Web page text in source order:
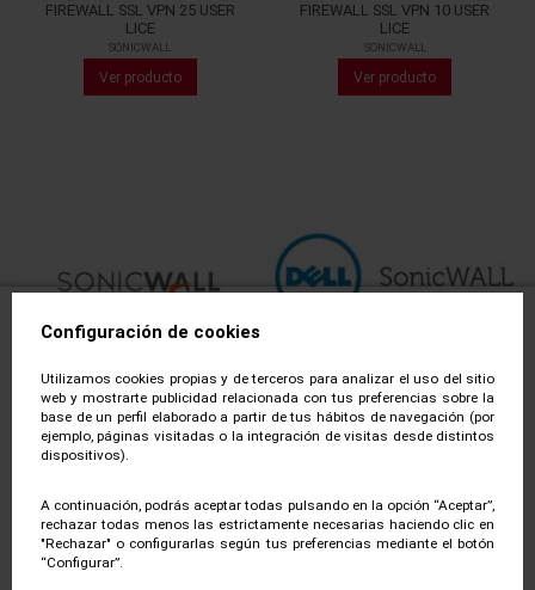
Configuración de cookies
Utilizamos cookies propias y de terceros para analizar el uso del sitio
web y mostrarte publicidad relacionada con tus preferencias sobre la
base de un perfil elaborado a partir de tus hábitos de navegación (por
ejemplo, páginas visitadas o la integración de visitas desde distintos
dispositivos).
A continuación, podrás aceptar todas pulsando en la opción “Aceptar”,
rechazar todas menos las estrictamente necesarias haciendo clic en
"Rechazar" o configurarlas según tus preferencias mediante el botón
“Configurar”.
FIREWALL SSL VPN 25 USER
LICE
SONICWALL
Ver producto
FIREWALL SSL VPN 10 USER
LICE
SONICWALL
Ver producto
SMA CMS POOLED LICENSE 500
Ver producto Ver producto